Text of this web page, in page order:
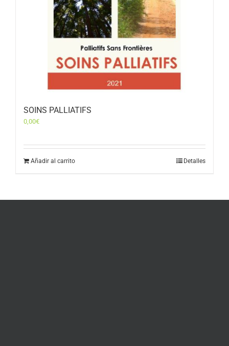
SOINS PALLIATIFS
0,00€
Añadir al carrito Detalles